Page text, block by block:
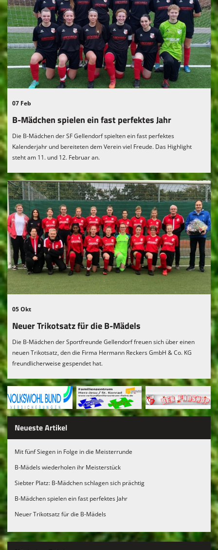
07 Feb
B-Mädchen spielen ein fast perfektes Jahr
Die B-Mädchen der SF Gellendorf spielten ein fast perfektes
Kalenderjahr und bereiteten dem Verein viel Freude. Das Highlight
steht am 11. und 12. Februar an.
05 Okt
Neuer Trikotsatz für die B-Mädels
Die B-Mädchen der Sportfreunde Gellendorf freuen sich über einen
neuen Trikotsatz, den die Firma Hermann Reckers GmbH & Co. KG
freundlicherweise gespendet hat.
Neueste Artikel
Mit fünf Siegen in Folge in die Meisterrunde
B-Mädels wiederholen ihr Meisterstück
Siebter Platz: B-Mädchen schlagen sich prächtig
B-Mädchen spielen ein fast perfektes Jahr
Neuer Trikotsatz für die B-Mädels